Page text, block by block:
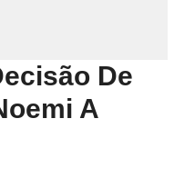
De
A